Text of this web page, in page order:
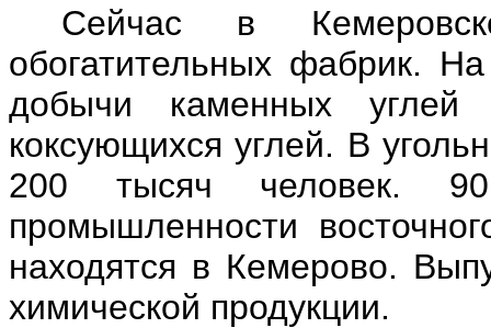
Сейчас в
обогатительных фабрик.
добычи каменных
коксующихся углей. В
200 тысяч человек.
промышленности
находятся в Кемерово.
химической продукции.